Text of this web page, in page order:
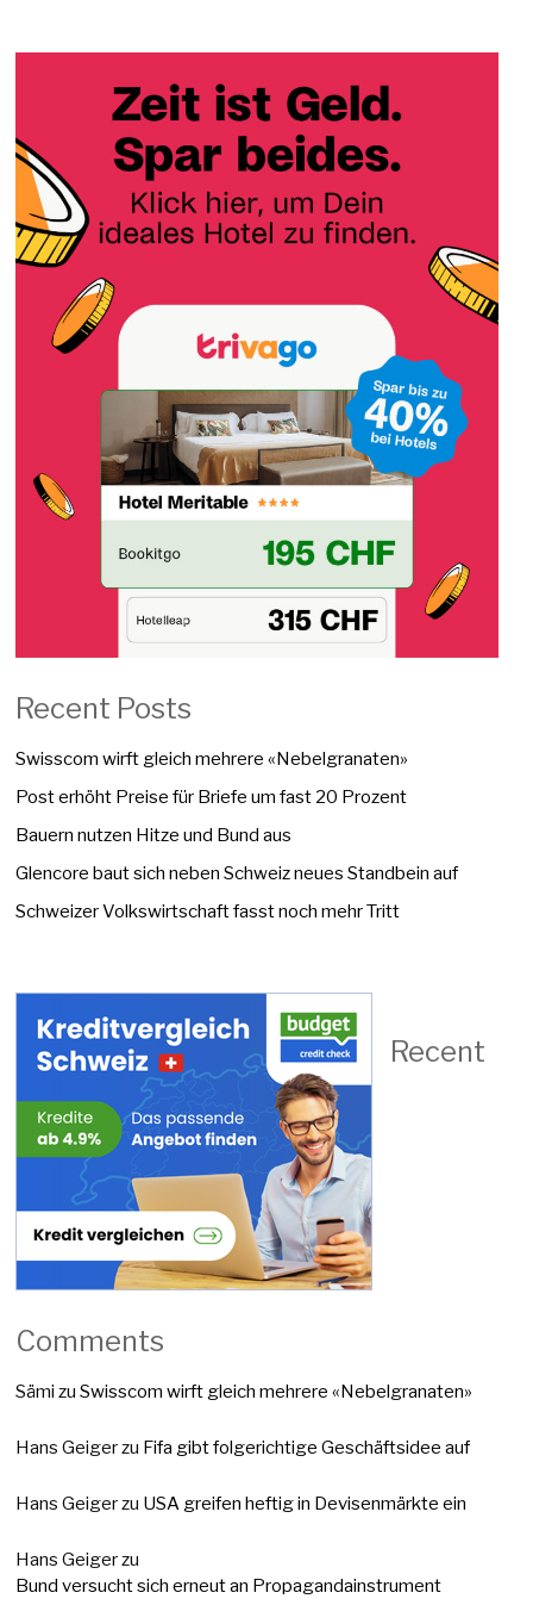
Recent Posts
Swisscom wirft gleich mehrere «Nebelgranaten»
Post erhöht Preise für Briefe um fast 20 Prozent
Bauern nutzen Hitze und Bund aus
Glencore baut sich neben Schweiz neues Standbein auf
Schweizer Volkswirtschaft fasst noch mehr Tritt
Recent
Comments
Sämi zuSwisscom wirft gleich mehrere «Nebelgranaten»
Hans Geigerzu Fifa gibt folgerichtige Geschäftsidee auf
Hans Geigerzu USA greifen heftig in Devisenmärkte ein
Hans Geigerzu
Bund versucht sich erneut an Propagandainstrument